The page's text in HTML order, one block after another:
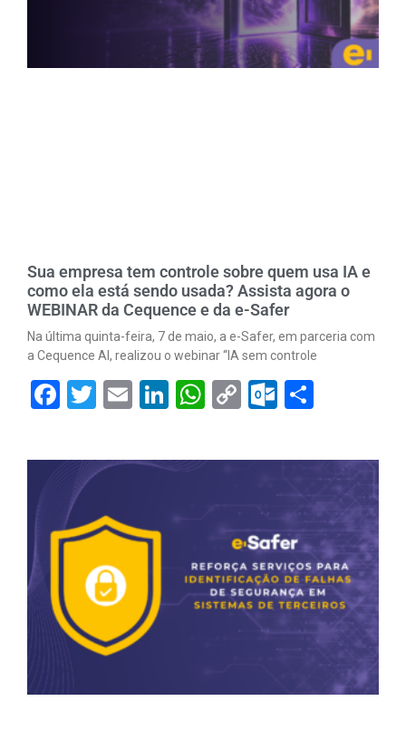
Sua empresa tem controle sobre quem usa IA e
como ela está sendo usada? Assista agora o
WEBINAR da Cequence e da e-Safer
Na última quinta-feira, 7 de maio, a e-Safer, em parceria com
a Cequence AI, realizou o webinar “IA sem controle
Facebook
Twitter
EmailLinkedIn
WhatsApp
Copy